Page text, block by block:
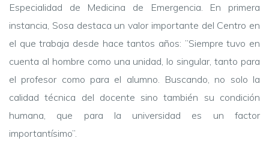
Especialidad de Medicina de Emergencia. En primera
instancia, Sosa destaca un valor importante del Centro en
el que trabaja desde hace tantos años: ”Siempre tuvo en
cuenta al hombre como una unidad, lo singular, tanto para
el profesor como para el alumno. Buscando, no solo la
calidad técnica del docente sino también su condición
humana, que para la universidad es un factor
importantísimo”.